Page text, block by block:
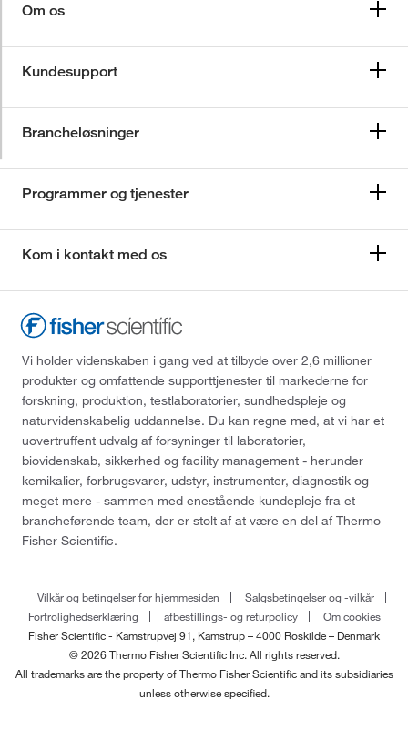
Om os
Kundesupport
Brancheløsninger
Programmer og tjenester
Kom i kontakt med os
Vi holder videnskaben i gang ved at tilbyde over 2,6 millioner
produkter og omfattende supporttjenester til markederne for
forskning, produktion, testlaboratorier, sundhedspleje og
naturvidenskabelig uddannelse. Du kan regne med, at vi har et
uovertruffent udvalg af forsyninger til laboratorier,
biovidenskab, sikkerhed og facility management - herunder
kemikalier, forbrugsvarer, udstyr, instrumenter, diagnostik og
meget mere - sammen med enestående kundepleje fra et
brancheførende team, der er stolt af at være en del af Thermo
Fisher Scientific.
Vilkår og betingelser for hjemmesiden
Salgsbetingelser og -vilkår
Fortrolighedserklæring
afbestillings- og returpolicy
Om cookies
Fisher Scientific - Kamstrupvej 91, Kamstrup – 4000 Roskilde – Denmark
© 2026 Thermo Fisher Scientific Inc. All rights reserved.
All trademarks are the property of Thermo Fisher Scientific and its subsidiaries
unless otherwise specified.